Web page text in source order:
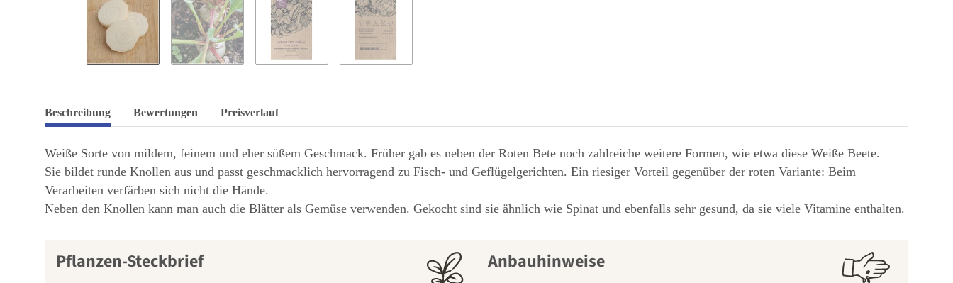
Beschreibung Bewertungen Preisverlauf
Weiße Sorte von mildem, feinem und eher süßem Geschmack. Früher gab es neben der Roten Bete noch zahlreiche weitere Formen, wie etwa diese Weiße Beete.
Sie bildet runde Knollen aus und passt geschmacklich hervorragend zu Fisch- und Geflügelgerichten. Ein riesiger Vorteil gegenüber der roten Variante: Beim
Verarbeiten verfärben sich nicht die Hände.
Neben den Knollen kann man auch die Blätter als Gemüse verwenden. Gekocht sind sie ähnlich wie Spinat und ebenfalls sehr gesund, da sie viele Vitamine enthalten.
Pflanzen-Steckbrief Anbauhinweise